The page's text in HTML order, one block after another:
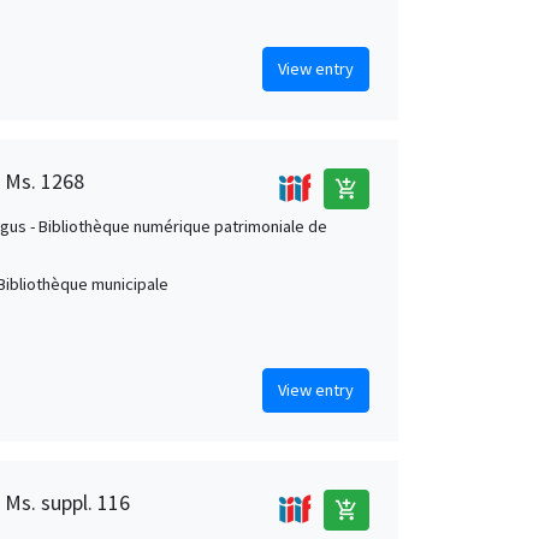
View entry
1268 add_shopping_cart
- Bibliothèque numérique patrimoniale de
municipale
View entry
suppl. 116 add_shopping_cart